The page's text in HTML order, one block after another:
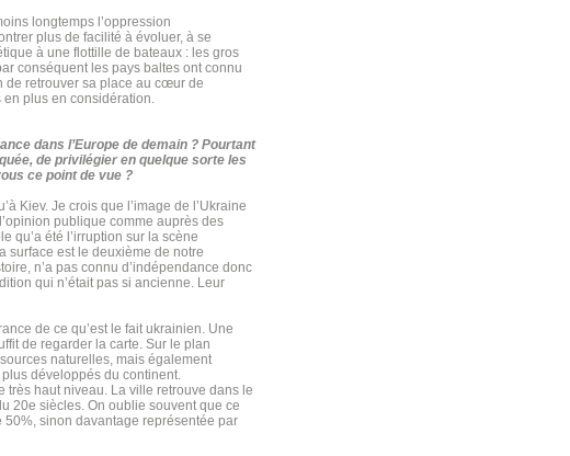
longtemps l’oppression
plus de facilité à évoluer, à se
à une flottille de bateaux : les gros
conséquent les pays baltes ont connu
de retrouver sa place au cœur de
en plus en considération.
dans l’Europe de demain ? Pourtant
de privilégier en quelque sorte les
ce point de vue ?
Kiev. Je crois que l’image de l’Ukraine
publique comme auprès des
qu’a été l’irruption sur la scène
surface est le deuxième de notre
n’a pas connu d’indépendance donc
qui n’était pas si ancienne. Leur
de ce qu’est le fait ukrainien. Une
de regarder la carte. Sur le plan
naturelles, mais également
développés du continent.
très haut niveau. La ville retrouve dans le
20e siècles. On oublie souvent que ce
50%, sinon davantage représentée par